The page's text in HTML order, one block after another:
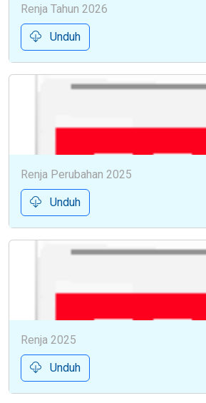
Renja Tahun 2026
Unduh
Renja Perubahan 2025
Unduh
Renja 2025
Unduh